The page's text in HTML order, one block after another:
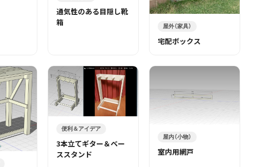
通気性のある目隠し靴
箱
屋外（家具）
宅配ボックス
便利＆アイデア
3本立てギター＆ベー
ススタンド
屋内（小物）
室内用網戸